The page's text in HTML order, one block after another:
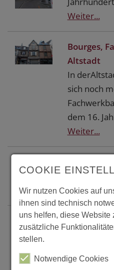
Weiter...
Bourges,
Altstadt
In
sich noch
dem 16.
Weiter...
Weiter...
der
COOKIE
Wir nutzen Cookies auf
ihnen sind technisch
uns helfen, diese Website
zusätzliche
stellen.
Notwendige Cookies